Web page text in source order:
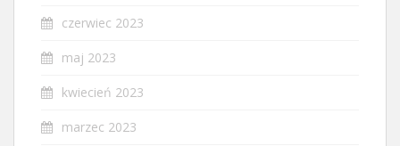
czerwiec 2023
maj 2023
kwiecień 2023
marzec 2023